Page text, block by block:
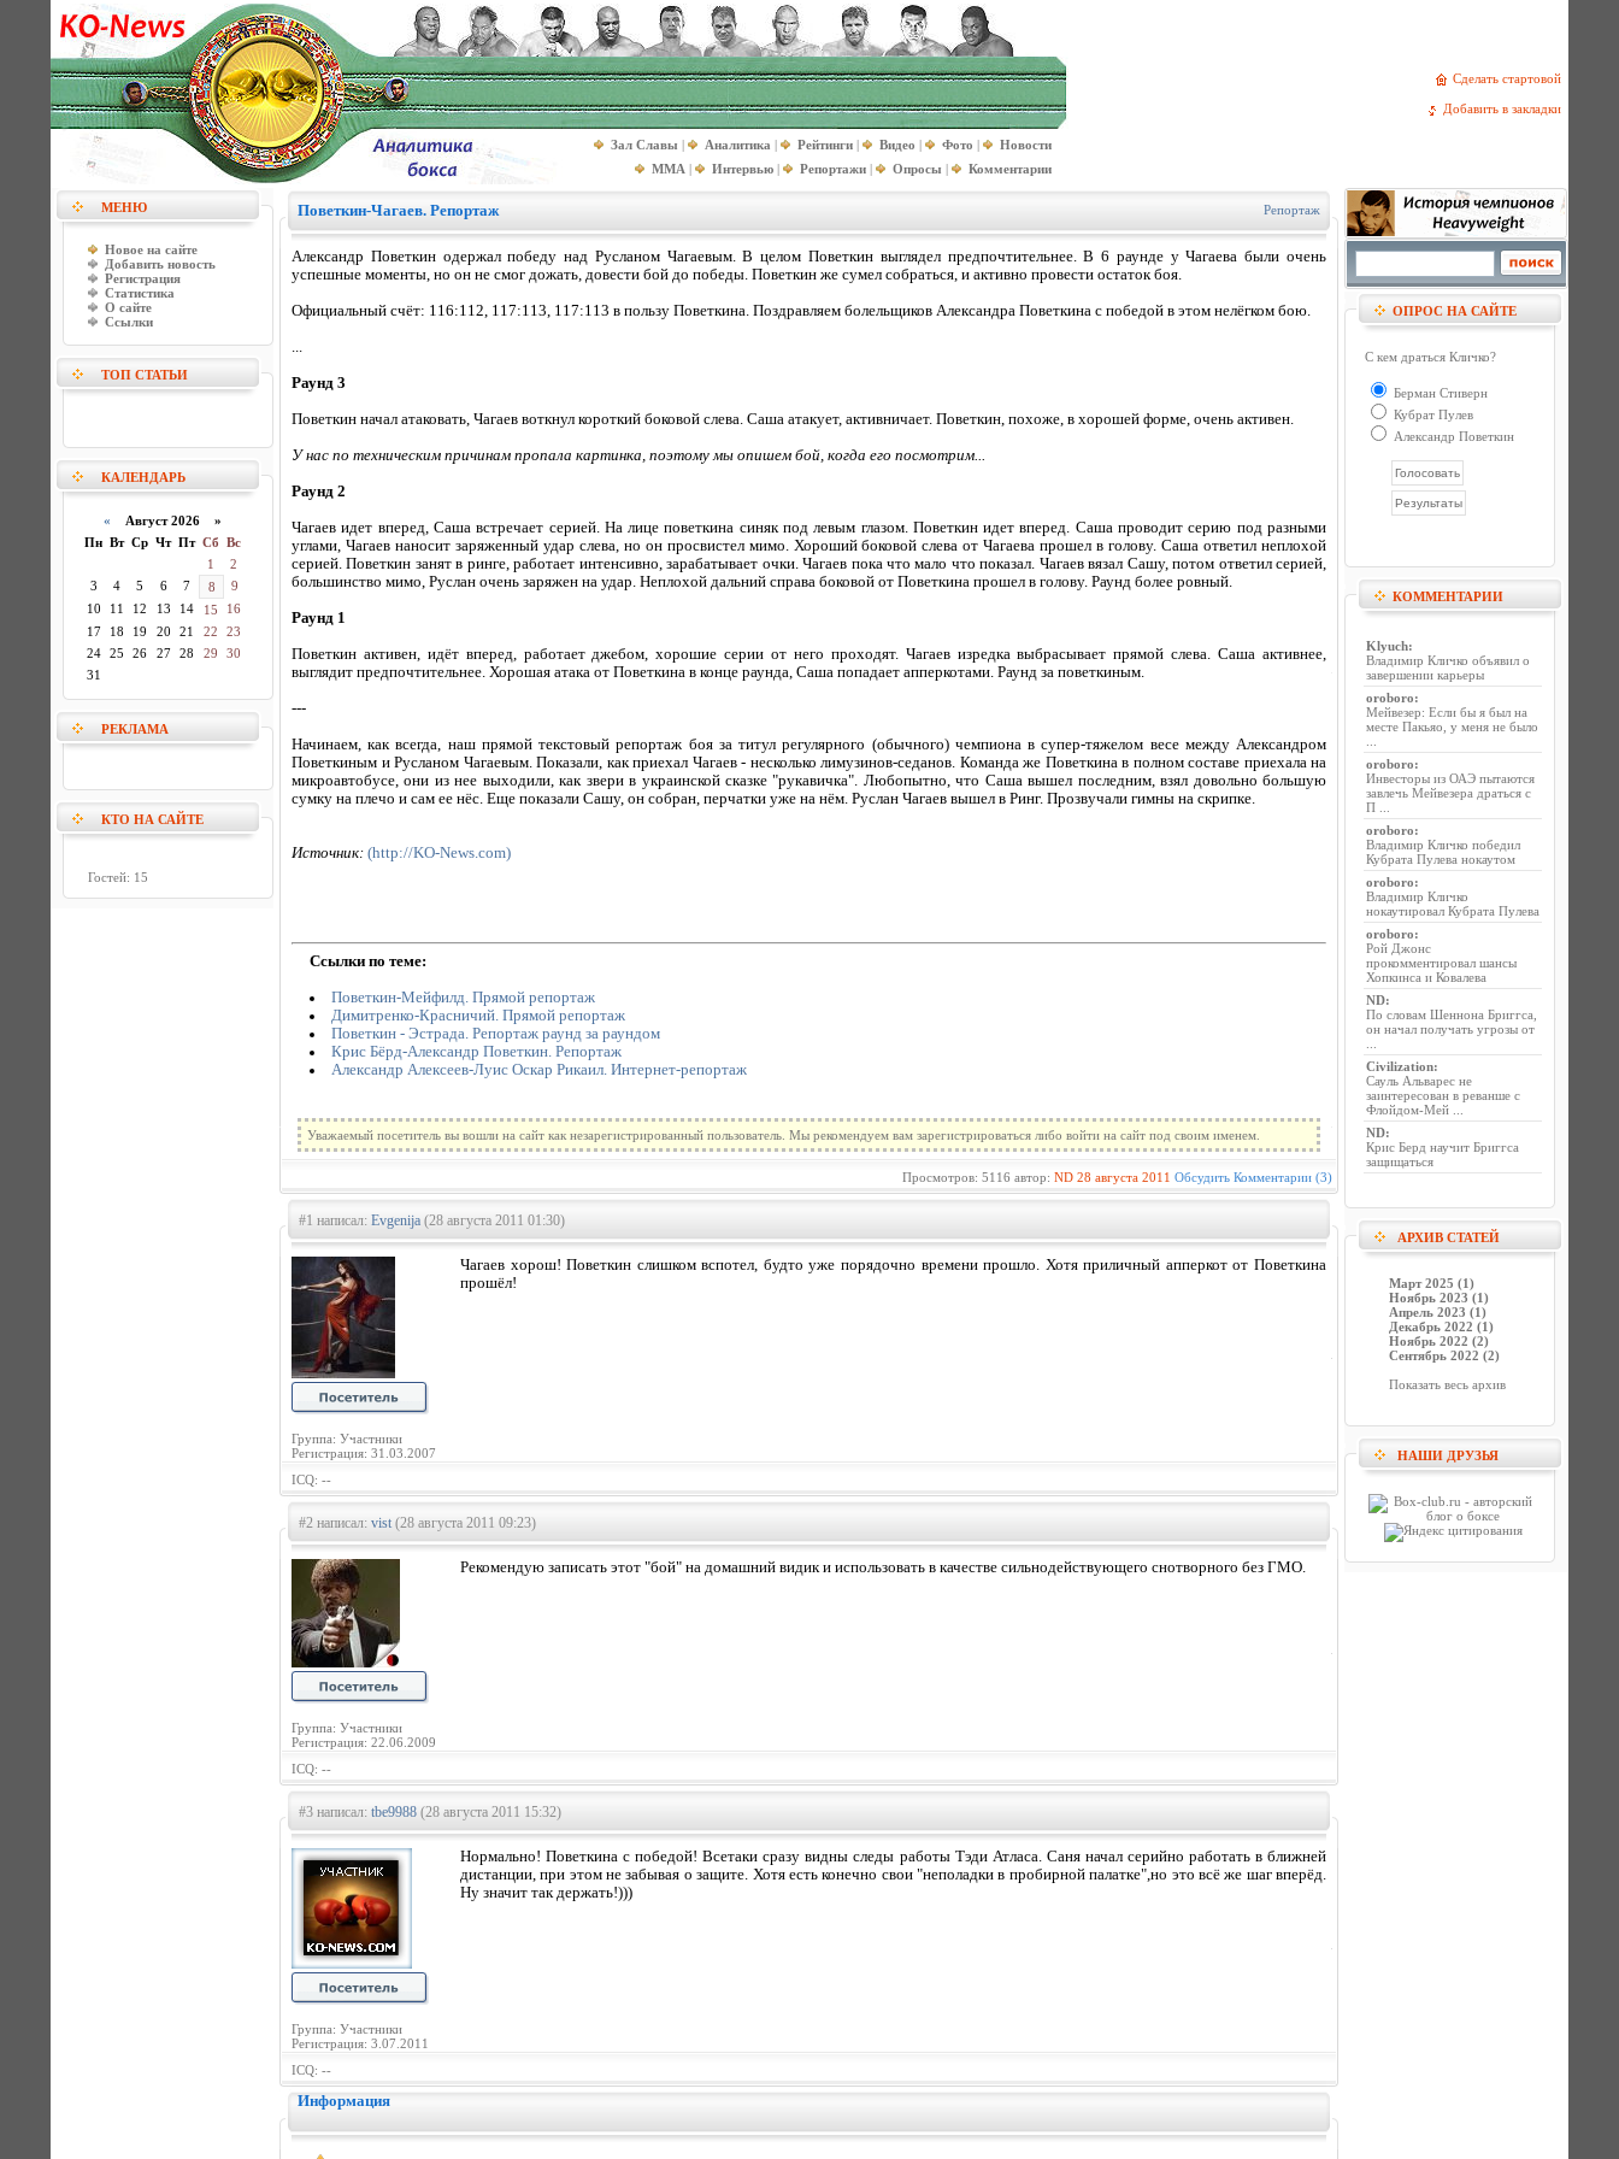
Сделать стартовой
Добавить в закладки
Зал Славы | Аналитика | Рейтинги | Видео | Фото |
Новости
MMA | Интервью | Репортажи | Опросы | Комментарии
МЕНЮ
Новое на сайте
Добавить новость
Регистрация
Статистика
О сайте
Ссылки
ТОП СТАТЬИ
КАЛЕНДАРЬ
« Август 2026 »
Пн Вт Ср Чт Пт Сб Вс
1
2
3
4 5 6 7 8
9
10
11 12 13 14 15
16
17
18 19 20 21 22
23
24
25 26 27 28 29
30
31
РЕКЛАМА
КТО НА САЙТЕ
Гостей: 15
Поветкин-Чагаев. Репортаж Репортаж
Александр Поветкин одержал победу над Русланом Чагаевым. В целом Поветкин выглядел предпочтительнее. В 6 раунде у Чагаева были очень
успешные моменты, но он не смог дожать, довести бой до победы. Поветкин же сумел собраться, и активно провести остаток боя.
Официальный счёт: 116:112, 117:113, 117:113 в пользу Поветкина. Поздравляем болельщиков Александра Поветкина с победой в этом нелёгком бою.
...
Раунд 3
Поветкин начал атаковать, Чагаев воткнул короткий боковой слева. Саша атакует, активничает. Поветкин, похоже, в хорошей форме, очень активен.
У нас по техническим причинам пропала картинка, поэтому мы опишем бой, когда его посмотрим...
Раунд 2
Чагаев идет вперед, Саша встречает серией. На лице поветкина синяк под левым глазом. Поветкин идет вперед. Саша проводит серию под разными
углами, Чагаев наносит заряженный удар слева, но он просвистел мимо. Хороший боковой слева от Чагаева прошел в голову. Саша ответил неплохой
серией. Поветкин занят в ринге, работает интенсивно, зарабатывает очки. Чагаев пока что мало что показал. Чагаев вязал Сашу, потом ответил серией,
большинство мимо, Руслан очень заряжен на удар. Неплохой дальний справа боковой от Поветкина прошел в голову. Раунд более ровный.
Раунд 1
Поветкин активен, идёт вперед, работает джебом, хорошие серии от него проходят. Чагаев изредка выбрасывает прямой слева. Саша активнее,
выглядит предпочтительнее. Хорошая атака от Поветкина в конце раунда, Саша попадает апперкотами. Раунд за поветкиным.
---
Начинаем, как всегда, наш прямой текстовый репортаж боя за титул регулярного (обычного) чемпиона в супер-тяжелом весе между Александром
Поветкиным и Русланом Чагаевым. Показали, как приехал Чагаев - несколько лимузинов-седанов. Команда же Поветкина в полном составе приехала на
микроавтобусе, они из нее выходили, как звери в украинской сказке "рукавичка". Любопытно, что Саша вышел последним, взял довольно большую
сумку на плечо и сам ее нёс. Еще показали Сашу, он собран, перчатки уже на нём. Руслан Чагаев вышел в Ринг. Прозвучали гимны на скрипке.
Источник: (http://KO-News.com)
Ссылки по теме:
Поветкин-Мейфилд. Прямой репортаж
Димитренко-Красничий. Прямой репортаж
Поветкин - Эстрада. Репортаж раунд за раундом
Крис Бёрд-Александр Поветкин. Репортаж
Александр Алексеев-Луис Оскар Рикаил. Интернет-репортаж
Уважаемый посетитель вы вошли на сайт как незарегистрированный пользователь. Мы рекомендуем вам зарегистрироваться либо войти на сайт под своим именем.
Просмотров: 5116 автор: ND 28 августа 2011 Обсудить Комментарии (3)
#1 написал: Evgenija (28 августа 2011 01:30)
Группа: Участники
Регистрация: 31.03.2007
Чагаев хорош! Поветкин слишком вспотел, будто уже порядочно времени прошло. Хотя приличный апперкот от Поветкина
прошёл!
ICQ: --
#2 написал: vist(28 августа 2011 09:23)
Группа: Участники
Регистрация: 22.06.2009
Рекомендую записать этот "бой" на домашний видик и использовать в качестве сильнодействующего снотворного без ГМО.
ICQ: --
#3 написал: tbe9988 (28 августа 2011 15:32)
Группа: Участники
Регистрация: 3.07.2011
Нормально! Поветкина с победой! Всетаки сразу видны следы работы Тэди Атласа. Саня начал серийно работать в ближней
дистанции, при этом не забывая о защите. Хотя есть конечно свои "неполадки в пробирной палатке",но это всё же шаг вперёд.
Ну значит так держать!)))
ICQ: --
Информация
ОПРОС НА САЙТЕ
С кем драться Кличко?
Берман Стиверн
Кубрат Пулев
Александр Поветкин
КОММЕНТАРИИ
Klyuch:
Владимир Кличко объявил о
завершении карьеры
oroboro:
Мейвезер: Если бы я был на
месте Пакьяо, у меня не было
oroboro:
Инвесторы из ОАЭ пытаются
завлечь Мейвезера драться с
П ...
oroboro:
Владимир Кличко победил
Кубрата Пулева нокаутом
oroboro:
Владимир Кличко
нокаутировал Кубрата Пулева
oroboro:
Рой Джонс
прокомментировал шансы
Хопкинса и Ковалева
ND:
По словам Шеннона Бриггса,
он начал получать угрозы от
Civilization:
Сауль Альварес не
заинтересован в реванше с
Флойдом-Мей ...
ND:
Крис Берд научит Бриггса
защищаться
АРХИВ СТАТЕЙ
Март 2025 (1)
Ноябрь 2023 (1)
Апрель 2023 (1)
Декабрь 2022 (1)
Ноябрь 2022 (2)
Сентябрь 2022 (2)
Показать весь архив
НАШИ ДРУЗЬЯ